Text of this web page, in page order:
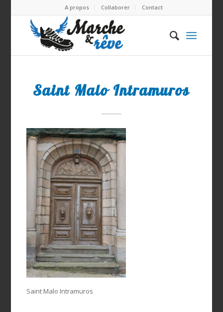
A propos Collaborer Contact
Saint Malo Intramuros
Saint Malo Intramuros